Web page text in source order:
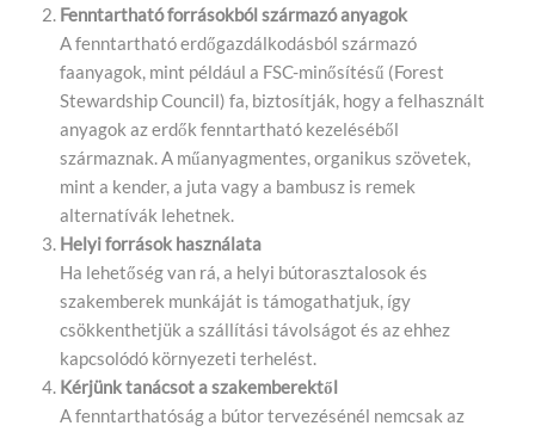
Fenntartható forrásokból származó anyagok
A fenntartható erdőgazdálkodásból származó
faanyagok, mint például a FSC-minősítésű (Forest
Stewardship Council) fa, biztosítják, hogy a felhasznált
anyagok az erdők fenntartható kezeléséből
származnak. A műanyagmentes, organikus szövetek,
mint a kender, a juta vagy a bambusz is remek
alternatívák lehetnek.
Helyi források használata
Ha lehetőség van rá, a helyi bútorasztalosok és
szakemberek munkáját is támogathatjuk, így
csökkenthetjük a szállítási távolságot és az ehhez
kapcsolódó környezeti terhelést.
Kérjünk tanácsot a szakemberektől
A fenntarthatóság a bútor tervezésénél nemcsak az